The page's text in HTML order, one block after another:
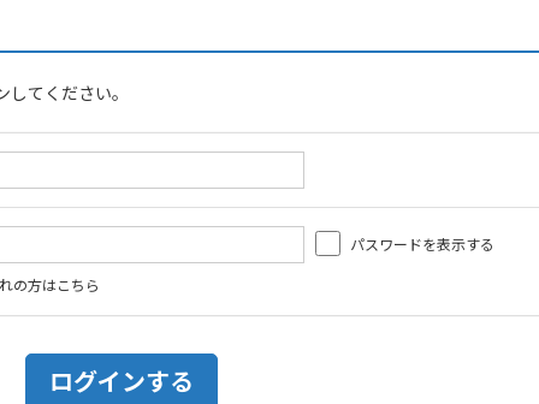
てください。
パスワードを表示する
の方はこちら